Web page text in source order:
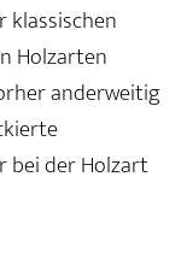
klassischen
Holzarten
anderweitig
bei der Holzart